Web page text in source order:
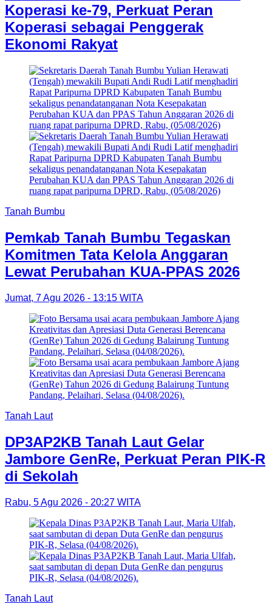
Koperasi ke-79, Perkuat Peran
Koperasi sebagai Penggerak
Ekonomi Rakyat
Tanah Bumbu
Pemkab Tanah Bumbu Tegaskan
Komitmen Tata Kelola Anggaran
Lewat Perubahan KUA-PPAS 2026
Jumat, 7 Agu 2026 - 13:15 WITA
Tanah Laut
DP3AP2KB Tanah Laut Gelar
Jambore GenRe, Perkuat Peran PIK-R
di Sekolah
Rabu, 5 Agu 2026 - 20:27 WITA
Tanah Laut